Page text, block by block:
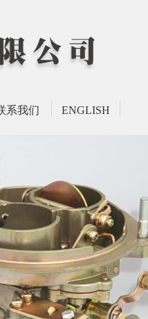
系我们 ENGLISH